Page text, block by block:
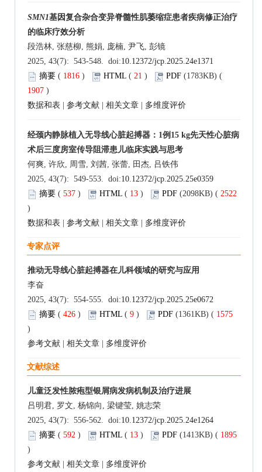
SMN1基因复合杂合变异脊髓性肌萎缩症患者疾病修正治疗
的临床疗效分析
段浩林, 张慈柳, 熊娟, 庞楠, 尹飞, 彭镜
2025, 43(7): 543-548. doi:10.12372/jcp.2025.24e1371
摘要 ( 1816 ) HTML ( 21 ) PDF (1783KB) (
1907 )
数据和表
参考文献 相关文章 多维度评价
经颈内静脉植入无导线心脏起搏器：1例15 kg先天性心脏病
术后三度房室传导阻滞患儿临床实践与思考
何爽, 许欣, 周雪, 刘茜, 张蕾, 田杰, 吕铁伟
2025, 43(7): 549-553. doi:10.12372/jcp.2025.25e0359
摘要 ( 537 ) HTML ( 13 ) PDF (2098KB) ( 2522
)
数据和表
参考文献 相关文章 多维度评价
专家点评
推动无导线心脏起搏器在儿科领域的研究与应用
李奋
2025, 43(7): 554-555. doi:10.12372/jcp.2025.25e0672
摘要 ( 426 ) HTML ( 9 ) PDF (1361KB) ( 1575
)
参考文献
相关文章 多维度评价
文献综述
儿童泛发性脓疱型银屑病发病机制及治疗进展
吕明君, 罗文, 杨锦向, 梁键莹, 姚志荣
2025, 43(7): 556-562. doi:10.12372/jcp.2025.24e1264
摘要 ( 592 ) HTML ( 13 ) PDF (1413KB) ( 1895
)
参考文献
相关文章 多维度评价